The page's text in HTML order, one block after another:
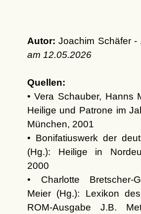
Autor: Joachim Schäfer -
am 12.05.2026
Quellen:
• Vera Schauber, Hanns
Heilige und Patrone im
München, 2001
• Bonifatiuswerk der
(Hg.): Heilige in
2000
• Charlotte Bretscher-
Meier (Hg.): Lexikon
ROM-Ausgabe J.B.